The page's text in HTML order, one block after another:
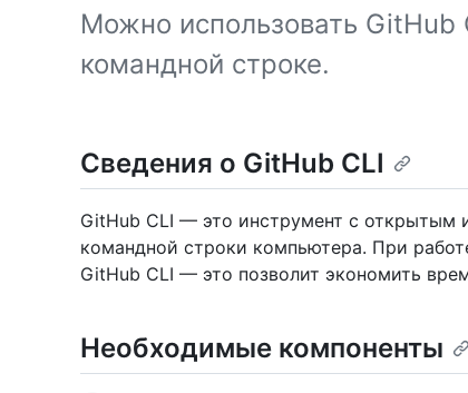
Можно использовать
командной строке.
Сведения о GitHub CLI
GitHub CLI — это инструмент с открытым
командной строки компьютера. При
GitHub CLI — это позволит экономить
Необходимые компоненты